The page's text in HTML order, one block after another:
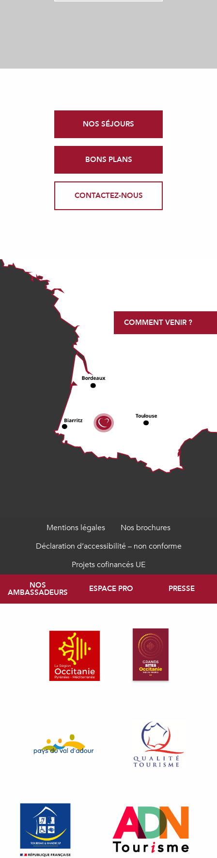
NOS SÉJOURS
BONS PLANS
CONTACTEZ-NOUS
COMMENT VENIR ?
Mentions légales
Nos brochures
Déclaration d’accessibilité – non conforme
Projets cofinancés UE
NOS
AMBASSADEURS ESPACE PRO PRESSE